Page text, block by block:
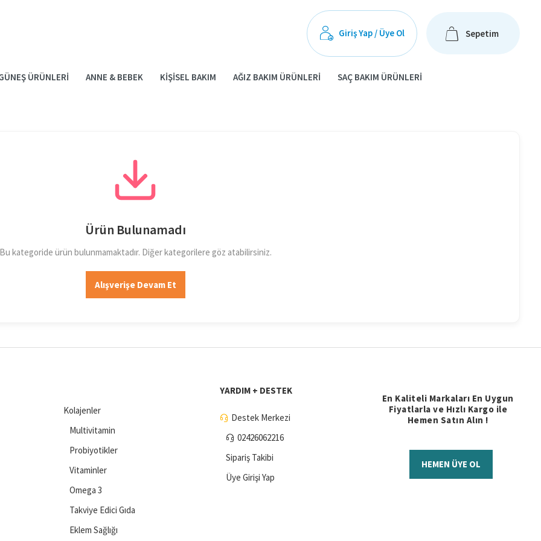
Giriş Yap / Üye Ol Sepetim
ÜRÜNLERI ANNE & BEBEK KIŞISEL BAKIM AĞIZ BAKIM ÜRÜNLERI SAÇ BAKIM ÜRÜNLERI
Ürün Bulunamadı
Bu kategoride ürün bulunmamaktadır. Diğer kategorilere göz atabilirsiniz.
Alışverişe Devam Et
Kolajenler
Multivitamin
Probiyotikler
Vitaminler
Omega 3
Takviye Edici Gıda
Eklem Sağlığı
YARDIM + DESTEK
Destek Merkezi
02426062216
Sipariş Takibi
Üye Girişi Yap
En Kaliteli Markaları En Uygun
Fiyatlarla ve Hızlı Kargo ile
Hemen Satın Alın !
HEMEN ÜYE OL